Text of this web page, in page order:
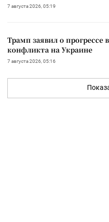
7 августа 2026, 05:19
Трамп заявил о прогрессе
конфликта на Украине
7 августа 2026, 05:16